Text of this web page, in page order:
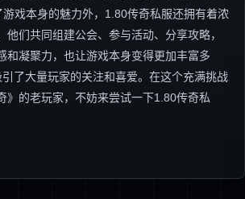
戏本身的魅力外，1.80传奇私服还拥有着浓
们共同组建公会、参与活动、分享攻略，
凝聚力，也让游戏本身变得更加丰富多
了大量玩家的关注和喜爱。在这个充满挑战
》的老玩家，不妨来尝试一下1.80传奇私